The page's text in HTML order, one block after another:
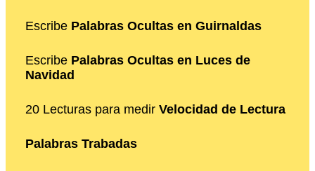
Escribe Palabras Ocultas en Guirnaldas
Escribe Palabras Ocultas en Luces de
Navidad
20 Lecturas para medir Velocidad de Lectura
Palabras Trabadas